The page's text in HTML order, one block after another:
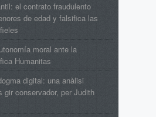
el contrato fraudulento
de edad y falsifica las
moral ante la
Humanitas
digital: una anàlisi
gir conservador, per Judith